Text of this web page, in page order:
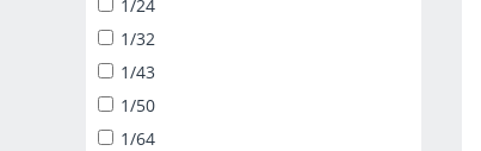
BIKE
1/12 DIECAST MOTORCYCLE
1/32 TRUCK-YAROU
1/32 VALUE DEKOTORA
1/24
1/32
1/43
1/50
1/64